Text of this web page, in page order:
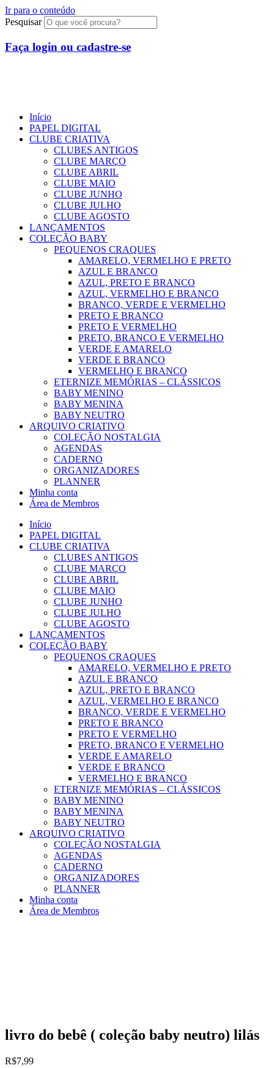
Ir para o conteúdo
Pesquisar
Faça login ou cadastre-se
Início
PAPEL DIGITAL
CLUBE CRIATIVA
CLUBES ANTIGOS
CLUBE MARÇO
CLUBE ABRIL
CLUBE MAIO
CLUBE JUNHO
CLUBE JULHO
CLUBE AGOSTO
LANÇAMENTOS
COLEÇÃO BABY
PEQUENOS CRAQUES
AMARELO, VERMELHO E PRETO
AZUL E BRANCO
AZUL, PRETO E BRANCO
AZUL, VERMELHO E BRANCO
BRANCO, VERDE E VERMELHO
PRETO E BRANCO
PRETO E VERMELHO
PRETO, BRANCO E VERMELHO
VERDE E AMARELO
VERDE E BRANCO
VERMELHO E BRANCO
ETERNIZE MEMÓRIAS – CLÁSSICOS
BABY MENINO
BABY MENINA
BABY NEUTRO
ARQUIVO CRIATIVO
COLEÇÃO NOSTALGIA
AGENDAS
CADERNO
ORGANIZADORES
PLANNER
Minha conta
Área de Membros
Início
PAPEL DIGITAL
CLUBE CRIATIVA
CLUBES ANTIGOS
CLUBE MARÇO
CLUBE ABRIL
CLUBE MAIO
CLUBE JUNHO
CLUBE JULHO
CLUBE AGOSTO
LANÇAMENTOS
COLEÇÃO BABY
PEQUENOS CRAQUES
AMARELO, VERMELHO E PRETO
AZUL E BRANCO
AZUL, PRETO E BRANCO
AZUL, VERMELHO E BRANCO
BRANCO, VERDE E VERMELHO
PRETO E BRANCO
PRETO E VERMELHO
PRETO, BRANCO E VERMELHO
VERDE E AMARELO
VERDE E BRANCO
VERMELHO E BRANCO
ETERNIZE MEMÓRIAS – CLÁSSICOS
BABY MENINO
BABY MENINA
BABY NEUTRO
ARQUIVO CRIATIVO
COLEÇÃO NOSTALGIA
AGENDAS
CADERNO
ORGANIZADORES
PLANNER
Minha conta
Área de Membros
livro do bebê ( coleção baby neutro) lilás
R$7,99